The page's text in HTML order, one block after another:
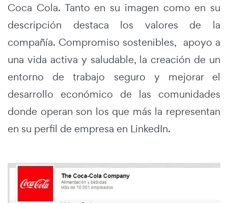
Coca Cola. Tanto en su imagen como en su
descripción destaca los valores de la
compañía. Compromiso sostenibles, apoyo a
una vida activa y saludable, la creación de un
entorno de trabajo seguro y mejorar el
desarrollo económico de las comunidades
donde operan son los que más la representan
en su perfil de empresa en LinkedIn.